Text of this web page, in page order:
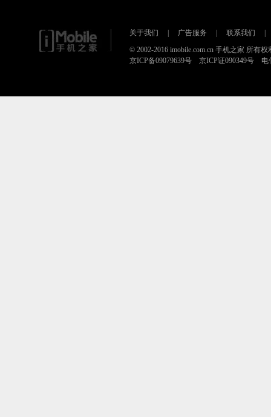
关于我们 广告服务 联系我们
© 2002-2016 imobile.com.cn 手机之家 所有权
京ICP备09079639号 京ICP证090349号 电